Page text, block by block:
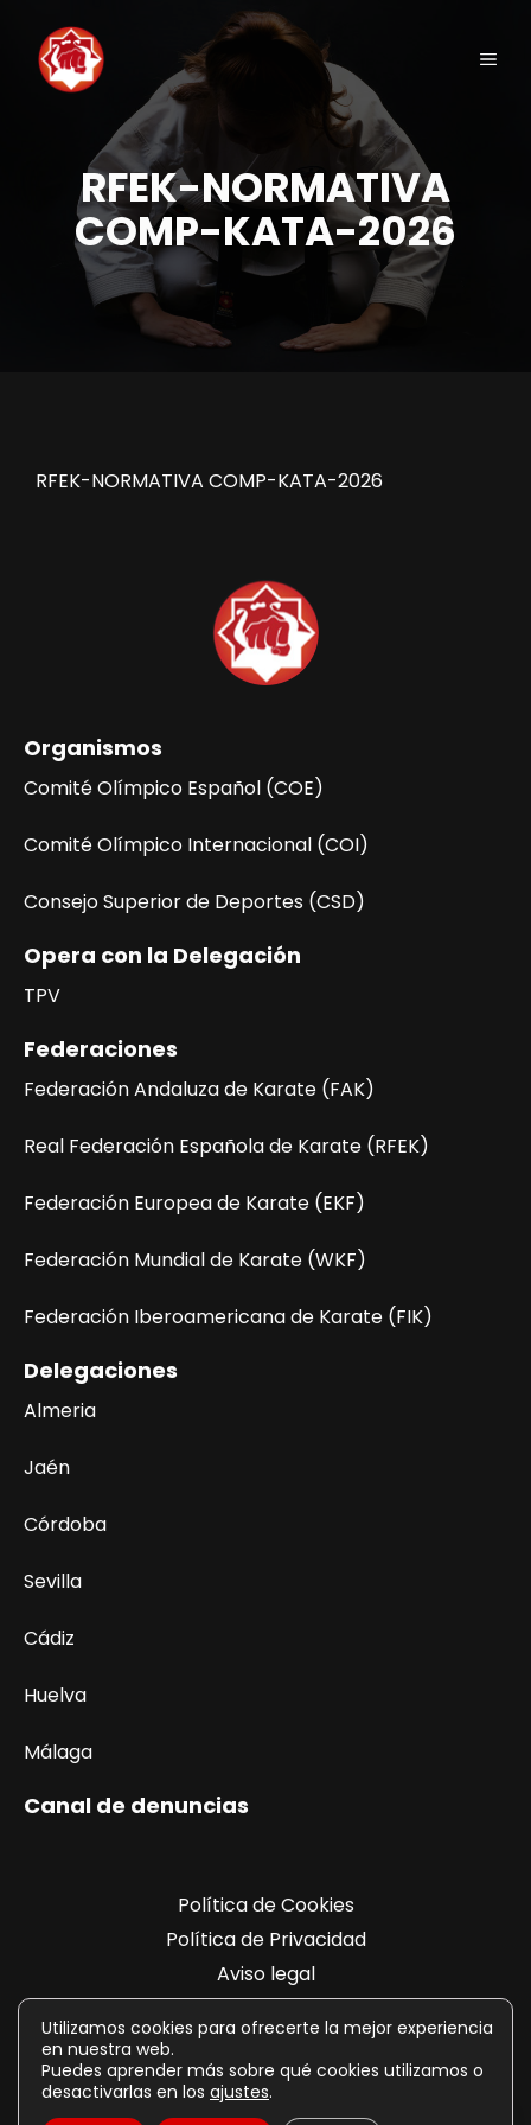
contenido
RFEK-NORMATIVA
COMP-KATA-2026
RFEK-NORMATIVA COMP-KATA-2026
Organismos
Comité Olímpico Español (COE)
Comité Olímpico Internacional (COI)
Consejo Superior de Deportes (CSD)
Opera con la Delegación
TPV
Federaciones
Federación Andaluza de Karate (FAK)
Real Federación Española de Karate (RFEK)
Federación Europea de Karate (EKF)
Federación Mundial de Karate (WKF)
Federación Iberoamericana de Karate (FIK)
Delegaciones
Almeria
Jaén
Córdoba
Sevilla
Cádiz
Huelva
Málaga
Canal de denuncias
Política de Cookies
Política de Privacidad
Aviso legal
Registro de actividades
Utilizamos cookies para ofrecerte la mejor experiencia
en nuestra web.
Puedes aprender más sobre qué cookies utilizamos o
desactivarlas en los ajustes.